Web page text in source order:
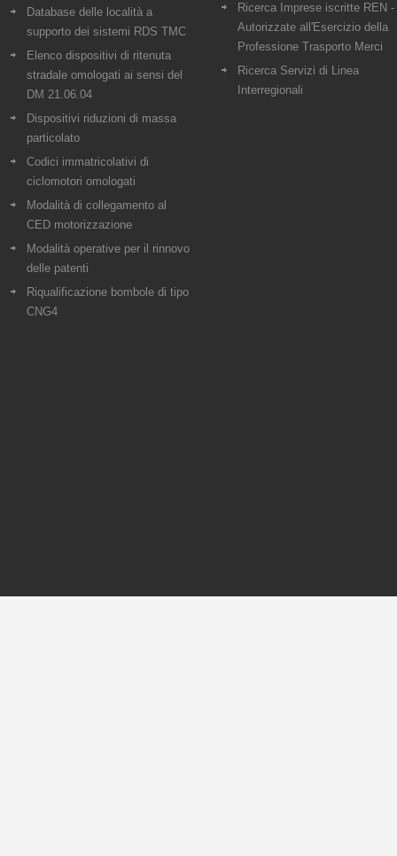
Database delle località a
supporto dei sistemi RDS TMC
Elenco dispositivi di ritenuta
stradale omologati ai sensi del
DM 21.06.04
Dispositivi riduzioni di massa
particolato
Codici immatricolativi di
ciclomotori omologati
Modalità di collegamento al
CED motorizzazione
Modalità operative per il rinnovo
delle patenti
Riqualificazione bombole di tipo
CNG4
Ricerca Imprese iscritte REN -
Autorizzate all'Esercizio della
Professione Trasporto Merci
Ricerca Servizi di Linea
Interregionali